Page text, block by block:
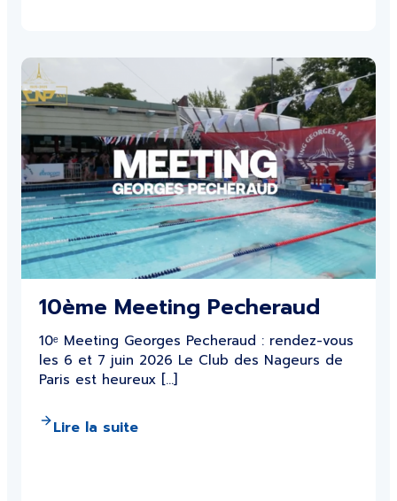
10ème Meeting Pecheraud
10ᵉ Meeting Georges Pecheraud : rendez-vous
les 6 et 7 juin 2026 Le Club des Nageurs de
Paris est heureux […]
Lire la suite